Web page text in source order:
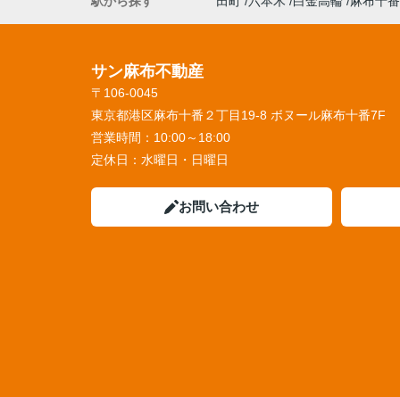
サン麻布不動産
〒106-0045
東京都港区麻布十番２丁目19-8 ボヌール麻布十番7F
営業時間： 10:00～18:00
定休日： 水曜日・日曜日
お問い合わせ